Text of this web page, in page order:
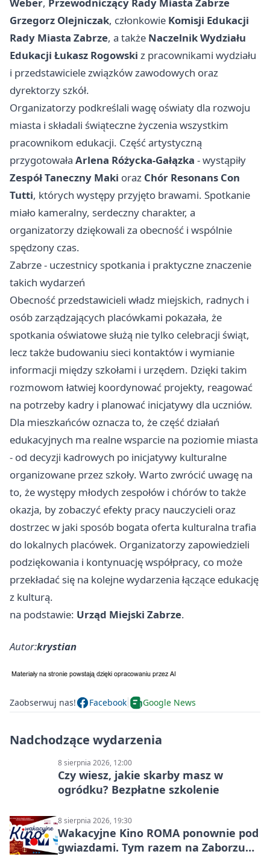
Grzegorz Olejniczak, członkowie Komisji Edukacji
Rady Miasta Zabrze, a także Naczelnik Wydziału
Edukacji Łukasz Rogowski z pracownikami wydziału
i przedstawiciele związków zawodowych oraz
dyrektorzy szkół.
Organizatorzy podkreślali wagę oświaty dla rozwoju
miasta i składali świąteczne życzenia wszystkim
pracownikom edukacji. Część artystyczną
przygotowała Arlena Różycka-Gałązka - wystąpiły
Zespół Taneczny Maki oraz Chór Resonans Con
Tutti, których występy przyjęto brawami. Spotkanie
miało kameralny, serdeczny charakter, a
organizatorzy dziękowali za obecność i wspólnie
spędzony czas.
Zabrze - uczestnicy spotkania i praktyczne znaczenie
takich wydarzeń
Obecność przedstawicieli władz miejskich, radnych i
osób zarządzających placówkami pokazała, że
spotkania oświatowe służą nie tylko celebracji świąt,
lecz także budowaniu sieci kontaktów i wymianie
informacji między szkołami i urzędem. Dzięki takim
rozmowom łatwiej koordynować projekty, reagować
na potrzeby kadry i planować inicjatywy dla uczniów.
Dla mieszkańców oznacza to, że część działań
edukacyjnych ma realne wsparcie na poziomie miasta
- od decyzji kadrowych po inicjatywy kulturalne
organizowane przez szkoły. Warto zwrócić uwagę na
to, że występy młodych zespołów i chórów to także
okazja, by zobaczyć efekty pracy nauczycieli oraz
dostrzec w jaki sposób bogata oferta kulturalna trafia
do lokalnych placówek. Organizatorzy zapowiedzieli
podziękowania i kontynuację współpracy, co może
przekładać się na kolejne wydarzenia łączące edukację
z kulturą.
na podstawie: Urząd Miejski Zabrze.
Autor:krystian
Zaobserwuj nas! Facebook Google News
Nadchodzące wydarzenia
8 sierpnia 2026, 12:00
Czy wiesz, jakie skarby masz w
ogródku? Bezpłatne szkolenie
8 sierpnia 2026, 19:30
Wakacyjne Kino ROMA ponownie pod
gwiazdami. Tym razem na Zaborzu